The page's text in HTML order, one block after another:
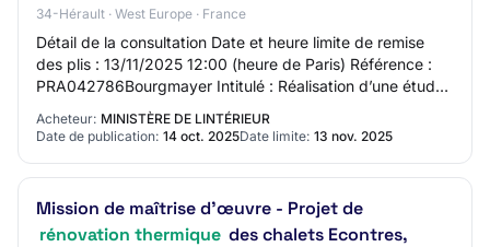
34-Hérault · West Europe · France
Détail de la consultation Date et heure limite de remise
des plis : 13/11/2025 12:00 (heure de Paris) Référence :
PRA042786Bourgmayer Intitulé : Réalisation d’une étude
sur la rénovation thermique, é…
Acheteur: MINISTÈRE DE LINTÉRIEUR
Date de publication: 14 oct. 2025Date limite: 13 nov. 2025
Mission de maîtrise d’œuvre - Projet de
rénovation thermique des chalets Econtres,